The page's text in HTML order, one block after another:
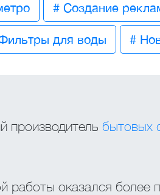
# Создание
для воды #
производитель бытовых
работы оказался более